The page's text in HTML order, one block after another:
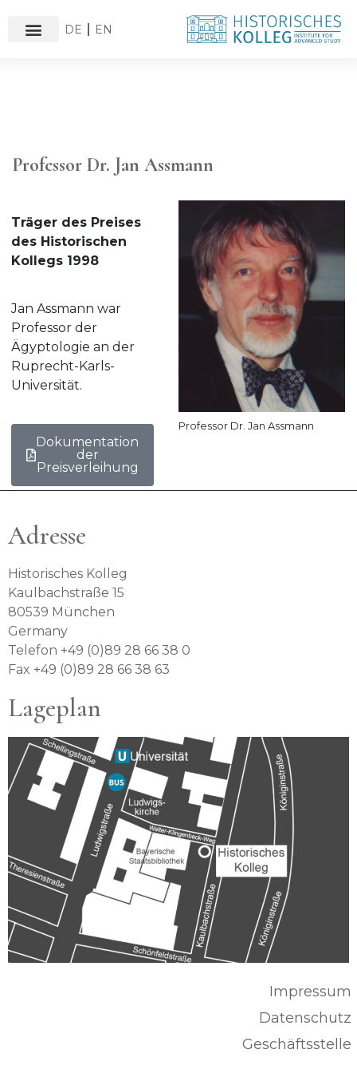
DE EN
Professor Dr. Jan Assmann
Professor Dr. Jan Assmann
Träger des Preises
des Historischen
Kollegs 1998
Jan Assmann war
Professor der
Ägyptologie an der
Ruprecht-Karls-
Universität.
Dokumentation
der
Preisverleihung
Adresse
Historisches Kolleg
Kaulbachstraße 15
80539 München
Germany
Telefon +49 (0)89 28 66 38 0
Fax +49 (0)89 28 66 38 63
Lageplan
Impressum
Datenschutz
Geschäftsstelle